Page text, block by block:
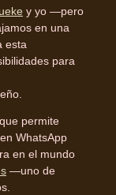
y yo —pero
en una
esta
para
permite
WhatsApp
en el mundo
—uno de